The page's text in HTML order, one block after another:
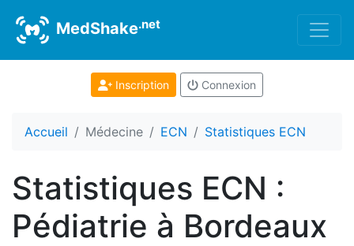
MedShake.net
Inscription Connexion
Accueil Médecine ECN Statistiques ECN
Statistiques ECN :
Pédiatrie à Bordeaux